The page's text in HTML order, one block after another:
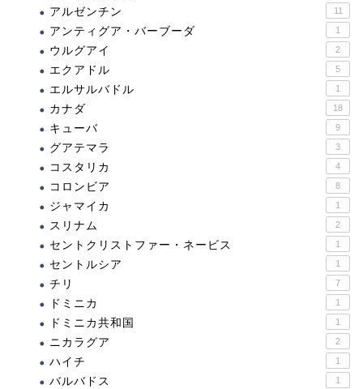
アルゼンチン 11
アンティグア・バーブーダ 1
ウルグアイ 2
エクアドル 5
エルサルバドル 1
カナダ 18
キューバ 9
グアテマラ 3
コスタリカ 4
コロンビア 8
ジャマイカ 1
スリナム 2
セントクリストファー・ネービス 1
セントルシア 1
チリ 7
ドミニカ 1
ドミニカ共和国 1
ニカラグア 2
ハイチ 1
バルバドス 1